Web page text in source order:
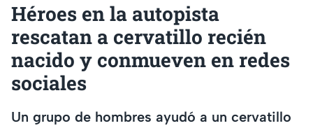
Héroes en la autopista
rescatan a cervatillo recién
nacido y conmueven en redes
sociales
Un grupo de hombres ayudó a un cervatillo